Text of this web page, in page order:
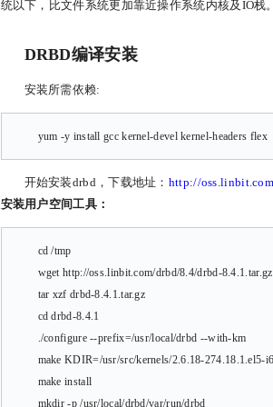
统以下，比文件系统更加靠近操作系统内核及IO栈。
DRBD编译安装
安装所需依赖:
yum -y install gcc kernel-devel kernel-headers flex
开始安装drbd，下载地址： http://
安装用户空间工具：
cd /tmp
wget http://oss.linbit.com/drbd/8.4/drbd-8.4.1.tar.gz
tar xzf drbd-8.4.1.tar.gz
cd drbd-8.4.1
./configure --prefix=/usr/local/drbd --with-km
make KDIR=/usr/src/kernels/2.6.18-274.18.1.el5-
make install
mkdir -p /usr/local/drbd/var/run/drbd